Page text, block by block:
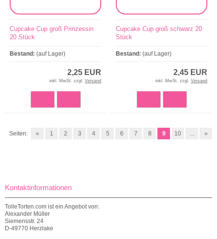
Cupcake Cup groß Prinzessin
20 Stück
Bestand: (auf Lager)
2,25 EUR
inkl. MwSt. zzgl. Versand
Cupcake Cup groß schwarz 20
Stück
Bestand: (auf Lager)
2,45 EUR
inkl. MwSt. zzgl. Versand
Seiten: « 1 2 3 4 5 6 7 8 9 10 ... »
Kontaktinformationen
TolleTorten.com ist ein Angebot von:
Alexander Müller
Siemensstr. 24
D-49770 Herzlake